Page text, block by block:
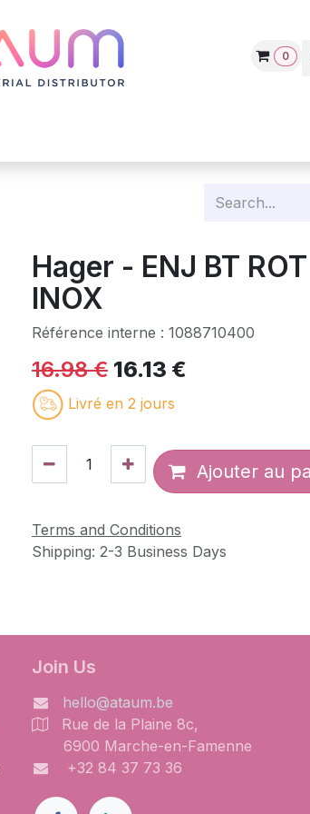
0
Hager - ENJ BT
INOX
Référence interne : 1088710400
16.98€ 16.13 €
Livré en 2 jours
Ajouter au
Terms and Conditions
Shipping: 2-3 Business Days
​Join Us
hello@ataum.be
Rue de la Plaine 8c,
6900 Marche-en-Famenne
+32 84 37 73 36